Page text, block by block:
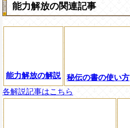
能力解放の関連記事
能力解放の解説
秘伝の書の使い方
各解説記事はこちら